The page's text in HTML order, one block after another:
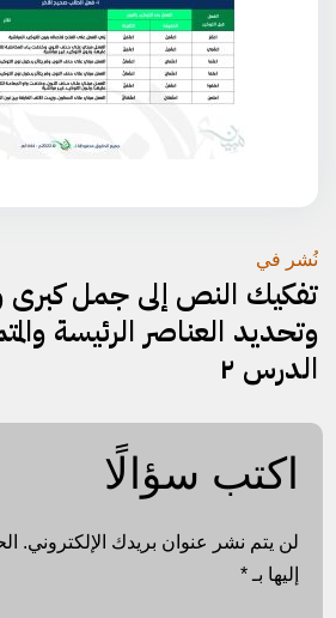
تصفّح
المقالات
نُشر في
تفكيك النص إلى جمل
وتحديد العناصر الرئيسة
الدرس ٢
اكتب سؤالًا
لن يتم نشر عنوان بريدك الإلكتروني.
إليها بـ*